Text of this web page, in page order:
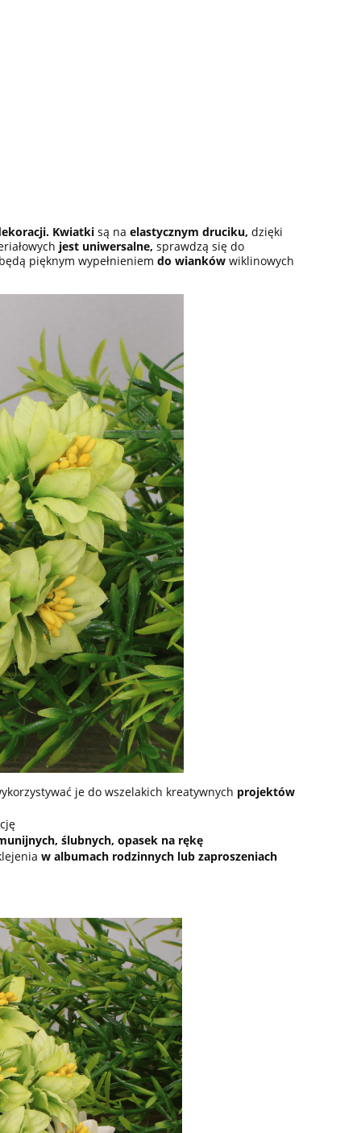
Czerwone Gwiazdki Posypka
80g
7,00 zł
do koszyka
Kwiatki są na elastycznym druciku, dzięki
jest uniwersalne, sprawdzą się do
pięknym wypełnieniem do wianków wiklinowych
je do wszelakich kreatywnych projektów
ślubnych, opasek na rękę
w albumach rodzinnych lub zaproszeniach